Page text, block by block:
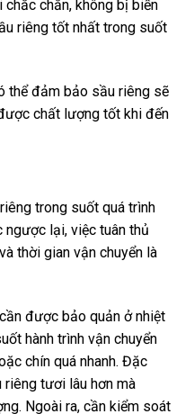
chắn, không bị biến
riêng tốt nhất trong suốt
thể đảm bảo sầu riêng sẽ
chất lượng tốt khi đến
trong suốt quá trình
ngược lại, việc tuân thủ
thời gian vận chuyển là
được bảo quản ở nhiệt
hành trình vận chuyển
chín quá nhanh. Đặc
tươi lâu hơn mà
Ngoài ra, cần kiểm soát